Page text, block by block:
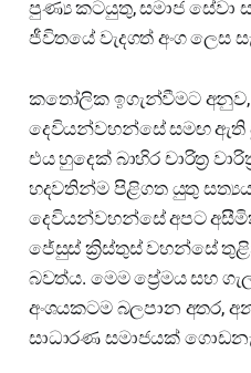
පුණ්‍ය කටයුතු, සමාජ සේවා
ජීවිතයේ වැදගත් අංග ලෙස
කතෝලික ඉගැන්වීමට
දෙවියන්වහන්සේ සමඟ ඇති
එය හුදෙක් බාහිර චාරිත්‍ර
හදවතින්ම පිළිගත යුතු
දෙවියන්වහන්සේ අපට
ජේසුස් ක්‍රිස්තුස් වහන්සේ
බවත්ය. මෙම ප්‍රේමය සහ
අංශයකටම බලපාන අතර,
සාධාරණ සමාජයක්